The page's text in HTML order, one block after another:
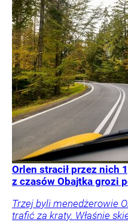
Orlen stracił przez nich
z czasów Obajtka grozi
Trzej byli menedżerowie
trafić za kraty. Właśnie